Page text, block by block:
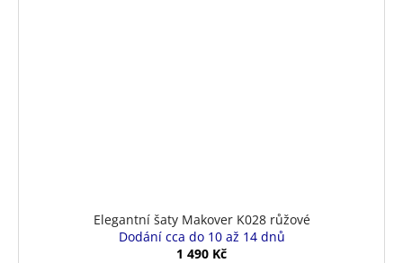
Elegantní šaty Makover K028 růžové
Dodání cca do 10 až 14 dnů
1 490 Kč